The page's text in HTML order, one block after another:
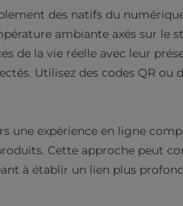
des natifs du
ambiante axés sur le
de la vie réelle avec leur
Utilisez des codes QR ou
une expérience en ligne
Cette approche peut
à établir un lien plus